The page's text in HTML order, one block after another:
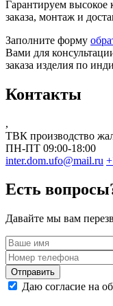
Гарантируем высокое
заказа, монтаж и
Заполните форму
Вами для
заказа изделия по
Контакты
,
ТВК производство
ПН-ПТ 09:00-18:00
inter.dom.ufo@mail.ru
Есть
Давайте мы вам
Даю согласие на